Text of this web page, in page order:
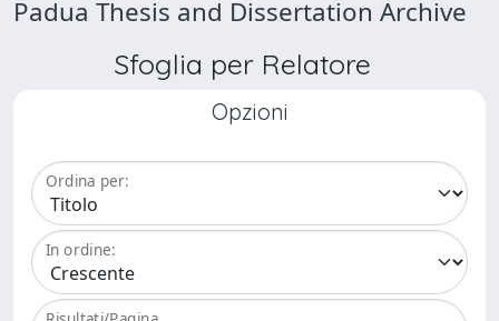
Padua Thesis and Dissertation Archive
Sfoglia per Relatore
Opzioni
Ordina per:
In ordine: